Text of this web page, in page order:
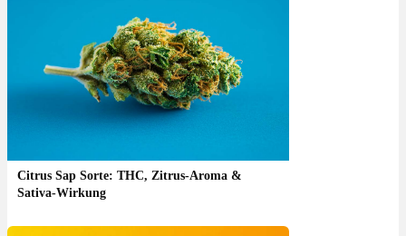
Citrus Sap Sorte: THC, Zitrus-Aroma &
Sativa-Wirkung